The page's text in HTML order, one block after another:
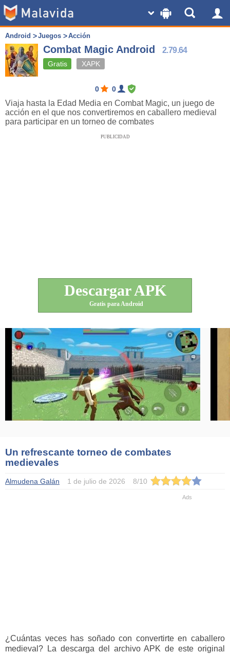
Android Juegos Acción
Combat Magic Android 2.79.64
Gratis XAPK
0 0
Viaja hasta la Edad Media en Combat Magic, un juego de
acción en el que nos convertiremos en caballero medieval
para participar en un torneo de combates
PUBLICIDAD
Descargar APK
Gratis para Android
Un refrescante torneo de combates
medievales
Almudena Galán 1 de julio de 2026 8/10
¿Cuántas veces has soñado con convertirte en caballero
medieval? La descarga del archivo APK de este original